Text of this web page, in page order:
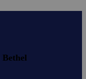
Bethel